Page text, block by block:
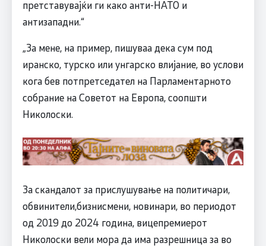
претставувајќи ги како анти-НАТО и
антизападни.“
„За мене, на пример, пишуваа дека сум под
иранско, турско или унгарско влијание, во услови
кога бев потпретседател на Парламентарното
собрание на Советот на Европа, соопшти
Николоски.
За скандалот за прислушување на политичари,
обвинители,бизнисмени, новинари, во периодот
од 2019 до 2024 година, вицепремиерот
Николоски вели мора да има разрешница за во